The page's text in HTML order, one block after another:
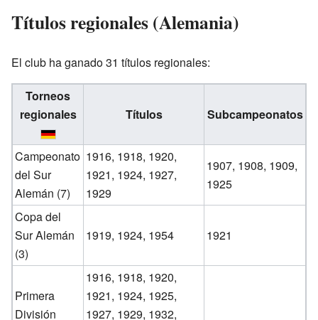
Títulos regionales (Alemania)
El club ha ganado 31 títulos regionales:
Torneos
regionales
Títulos Subcampeonatos
Campeonato
del Sur
Alemán (7)
1916, 1918, 1920,
1921, 1924, 1927,
1929
1907, 1908, 1909,
1925
Copa del
Sur Alemán
(3)
1919, 1924, 1954 1921
Primera
División
1916, 1918, 1920,
1921, 1924, 1925,
1927, 1929, 1932,